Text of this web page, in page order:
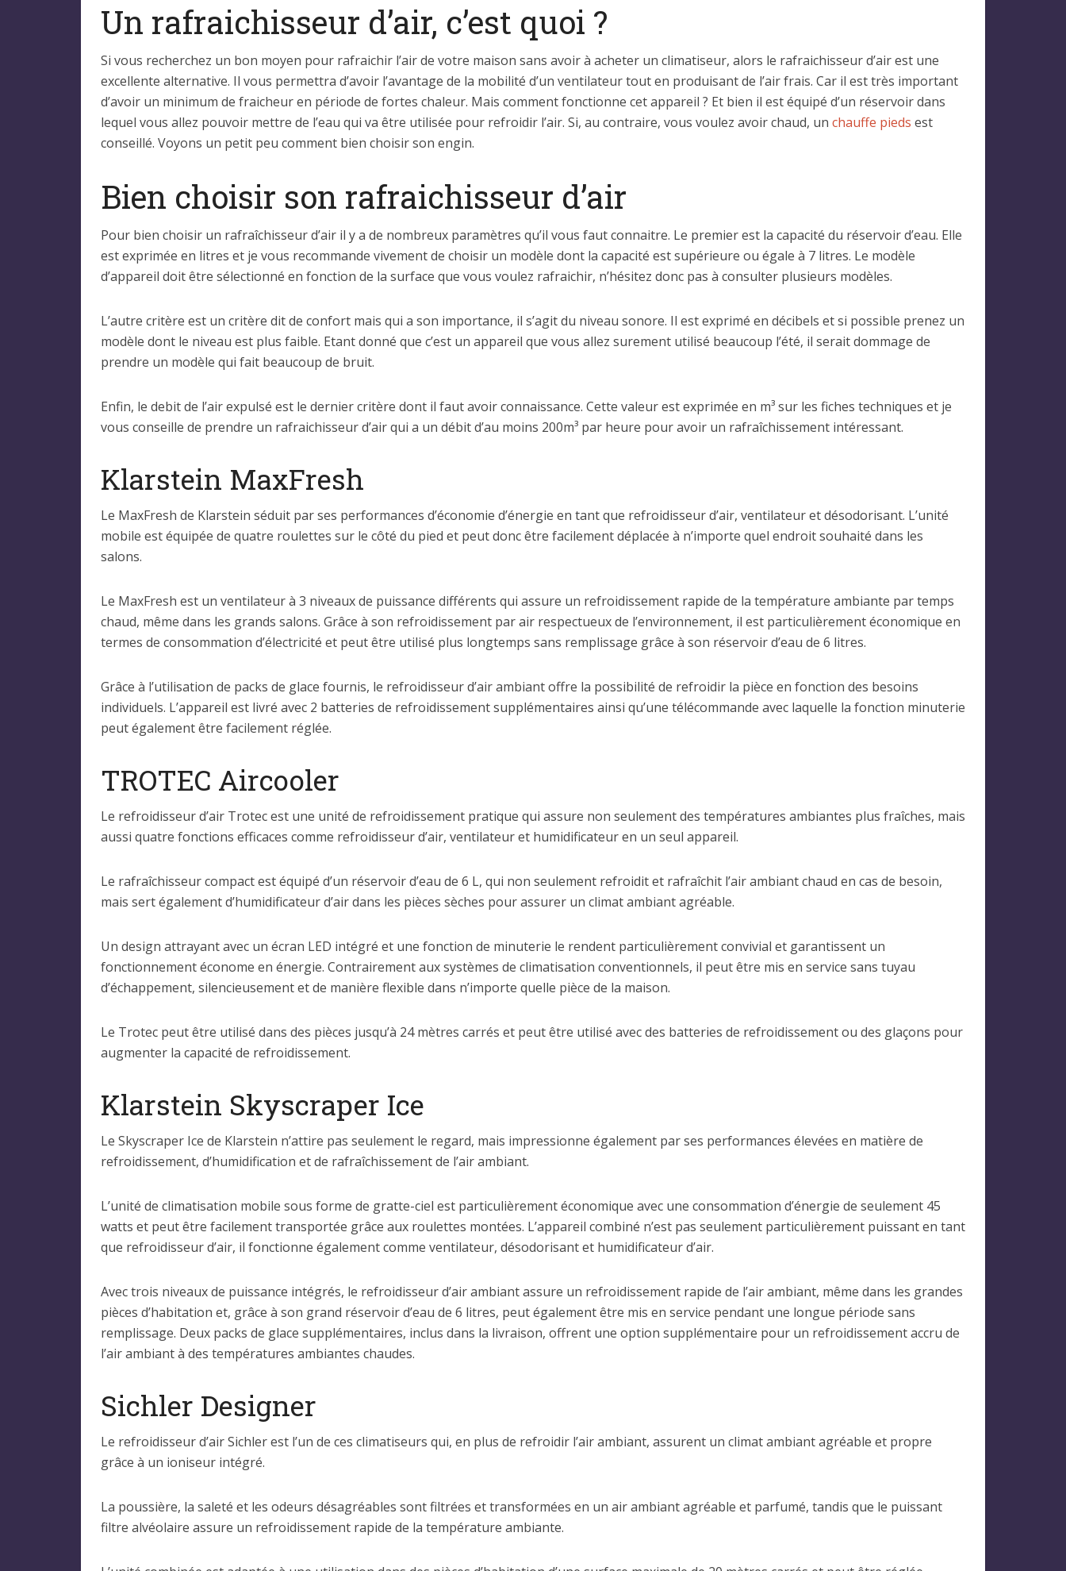
Un rafraichisseur d’air, c’est quoi ?
Si vous recherchez un bon moyen pour rafraichir l’air de votre maison sans avoir à acheter un climatiseur, alors le rafraichisseur d’air est une
excellente alternative. Il vous permettra d’avoir l’avantage de la mobilité d’un ventilateur tout en produisant de l’air frais. Car il est très important
d’avoir un minimum de fraicheur en période de fortes chaleur. Mais comment fonctionne cet appareil ? Et bien il est équipé d’un réservoir dans
lequel vous allez pouvoir mettre de l’eau qui va être utilisée pour refroidir l’air. Si, au contraire, vous voulez avoir chaud, un chauffe pieds est
conseillé. Voyons un petit peu comment bien choisir son engin.
Bien choisir son rafraichisseur d’air
Pour bien choisir un rafraîchisseur d’air il y a de nombreux paramètres qu’il vous faut connaitre. Le premier est la capacité du réservoir d’eau. Elle
est exprimée en litres et je vous recommande vivement de choisir un modèle dont la capacité est supérieure ou égale à 7 litres. Le modèle
d’appareil doit être sélectionné en fonction de la surface que vous voulez rafraichir, n’hésitez donc pas à consulter plusieurs modèles.
L’autre critère est un critère dit de confort mais qui a son importance, il s’agit du niveau sonore. Il est exprimé en décibels et si possible prenez un
modèle dont le niveau est plus faible. Etant donné que c’est un appareil que vous allez surement utilisé beaucoup l’été, il serait dommage de
prendre un modèle qui fait beaucoup de bruit.
Enfin, le debit de l’air expulsé est le dernier critère dont il faut avoir connaissance. Cette valeur est exprimée en m³ sur les fiches techniques et je
vous conseille de prendre un rafraichisseur d’air qui a un débit d’au moins 200m³ par heure pour avoir un rafraîchissement intéressant.
Klarstein MaxFresh
Le MaxFresh de Klarstein séduit par ses performances d’économie d’énergie en tant que refroidisseur d’air, ventilateur et désodorisant. L’unité
mobile est équipée de quatre roulettes sur le côté du pied et peut donc être facilement déplacée à n’importe quel endroit souhaité dans les
salons.
Le MaxFresh est un ventilateur à 3 niveaux de puissance différents qui assure un refroidissement rapide de la température ambiante par temps
chaud, même dans les grands salons. Grâce à son refroidissement par air respectueux de l’environnement, il est particulièrement économique en
termes de consommation d’électricité et peut être utilisé plus longtemps sans remplissage grâce à son réservoir d’eau de 6 litres.
Grâce à l’utilisation de packs de glace fournis, le refroidisseur d’air ambiant offre la possibilité de refroidir la pièce en fonction des besoins
individuels. L’appareil est livré avec 2 batteries de refroidissement supplémentaires ainsi qu’une télécommande avec laquelle la fonction minuterie
peut également être facilement réglée.
TROTEC Aircooler
Le refroidisseur d’air Trotec est une unité de refroidissement pratique qui assure non seulement des températures ambiantes plus fraîches, mais
aussi quatre fonctions efficaces comme refroidisseur d’air, ventilateur et humidificateur en un seul appareil.
Le rafraîchisseur compact est équipé d’un réservoir d’eau de 6 L, qui non seulement refroidit et rafraîchit l’air ambiant chaud en cas de besoin,
mais sert également d’humidificateur d’air dans les pièces sèches pour assurer un climat ambiant agréable.
Un design attrayant avec un écran LED intégré et une fonction de minuterie le rendent particulièrement convivial et garantissent un
fonctionnement économe en énergie. Contrairement aux systèmes de climatisation conventionnels, il peut être mis en service sans tuyau
d’échappement, silencieusement et de manière flexible dans n’importe quelle pièce de la maison.
Le Trotec peut être utilisé dans des pièces jusqu’à 24 mètres carrés et peut être utilisé avec des batteries de refroidissement ou des glaçons pour
augmenter la capacité de refroidissement.
Klarstein Skyscraper Ice
Le Skyscraper Ice de Klarstein n’attire pas seulement le regard, mais impressionne également par ses performances élevées en matière de
refroidissement, d’humidification et de rafraîchissement de l’air ambiant.
L’unité de climatisation mobile sous forme de gratte-ciel est particulièrement économique avec une consommation d’énergie de seulement 45
watts et peut être facilement transportée grâce aux roulettes montées. L’appareil combiné n’est pas seulement particulièrement puissant en tant
que refroidisseur d’air, il fonctionne également comme ventilateur, désodorisant et humidificateur d’air.
Avec trois niveaux de puissance intégrés, le refroidisseur d’air ambiant assure un refroidissement rapide de l’air ambiant, même dans les grandes
pièces d’habitation et, grâce à son grand réservoir d’eau de 6 litres, peut également être mis en service pendant une longue période sans
remplissage. Deux packs de glace supplémentaires, inclus dans la livraison, offrent une option supplémentaire pour un refroidissement accru de
l’air ambiant à des températures ambiantes chaudes.
Sichler Designer
Le refroidisseur d’air Sichler est l’un de ces climatiseurs qui, en plus de refroidir l’air ambiant, assurent un climat ambiant agréable et propre
grâce à un ioniseur intégré.
La poussière, la saleté et les odeurs désagréables sont filtrées et transformées en un air ambiant agréable et parfumé, tandis que le puissant
filtre alvéolaire assure un refroidissement rapide de la température ambiante.